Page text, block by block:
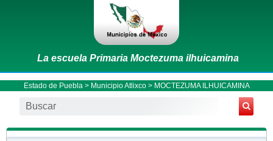
La escuela Primaria Moctezuma ilhuicamina
Estado de Puebla > Municipio Atlixco> MOCTEZUMA ILHUICAMINA